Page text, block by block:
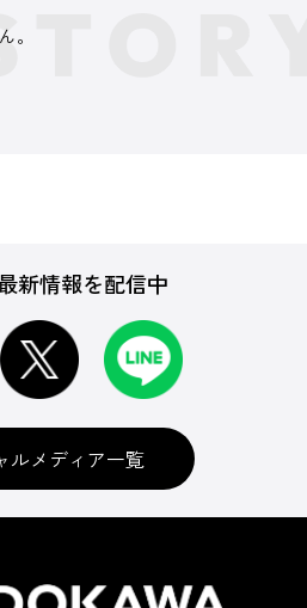
。
新情報を配信中
ルメディア一覧